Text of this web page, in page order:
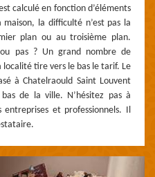
calculé en fonction d’éléments
maison, la difficulté n’est pas la
plan ou au troisième plan.
pas ? Un grand nombre de
localité tire vers le bas le tarif. Le
à Chatelraould Saint Louvent
de la ville. N’hésitez pas à
et professionnels. Il